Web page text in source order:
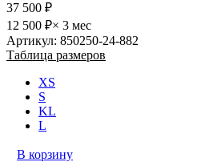
37 500 ₽
12 500 ₽× 3 мес
Артикул: 850250-24-882
Таблица размеров
XS
S
KL
L
В корзину